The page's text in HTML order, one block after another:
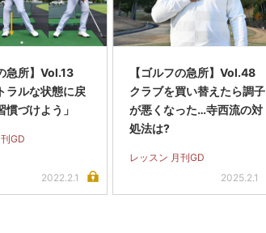
急所】Vol.13
ラルな状態に戻
慣づけよう」
GD
2022.2.1
【ゴルフの急所】Vol.48
クラブを買い替えたら調子
が悪くなった…寺西流の対
処法は?
レッスン 月刊GD
2025.2.1